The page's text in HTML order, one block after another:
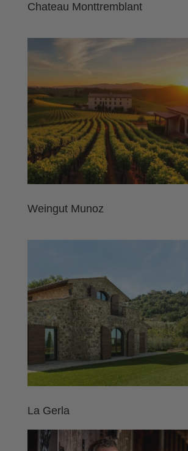
Chateau Monttremblant
Weingut Munoz
La Gerla